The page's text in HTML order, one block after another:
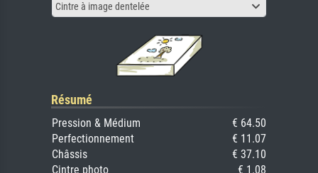
Cintre à image dentelée
Résumé
Pression & Médium
€ 64.50
Perfectionnement
€ 11.07
Châssis
€ 37.10
Cintre photo
€ 1.08